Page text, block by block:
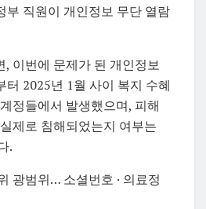
부 직원이 개인정보 무단 열람
, 이번에 문제가 된 개인정보
터 2025년 1월 사이 복지 수혜
정들에서 발생했으며, 피해
제로 침해되었는지 여부는
.
광범위… 소셜번호 · 의료정